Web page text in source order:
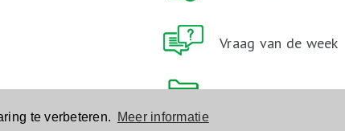
te verbeteren. Meer informatie
Vraag van de week